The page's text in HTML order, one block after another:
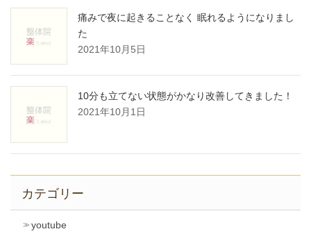
痛みで夜に起きることなく 眠れるようになりまし
た
2021年10月5日
10分も立てない状態がかなり改善してきました！
2021年10月1日
カテゴリー
youtube